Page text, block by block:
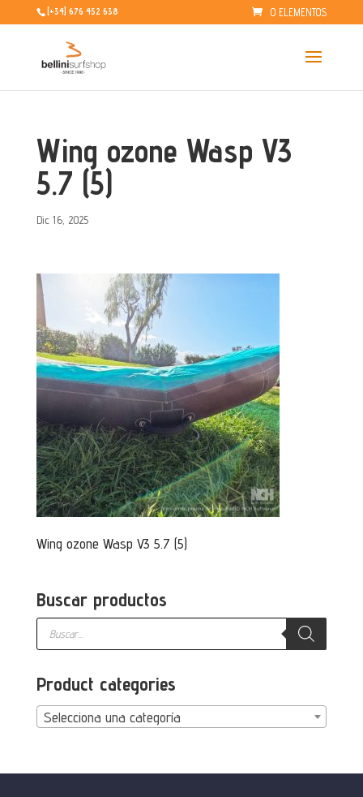
[+34] 676 452 638 0 ELEMENTOS
Wing ozone Wasp V3
5.7 (5)
Dic 16, 2025
Wing ozone Wasp V3 5.7 (5)
Buscar productos
Búsqueda
productos
Product categories
Selecciona una categoría